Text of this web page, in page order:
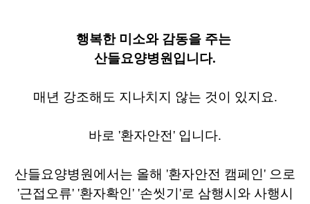
​행복한 미소와 감동을 주는
산들요양병원입니다.
​매년 강조해도 지나치지 않는 것이 있지요.
바로 '환자안전' 입니다.
산들요양병원에서는 올해 '환자안전 캠페인' 으로
'근접오류' '환자확인' '손씻기'로 삼행시와 사행시